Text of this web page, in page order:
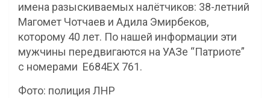
имена разыскиваемых налётчиков: 38-летний
Магомет Чотчаев и Адила Эмирбеков,
которому 40 лет. По нашей информации эти
мужчины передвигаются на УАЗе “Патриоте”
с номерами Е684ЕХ 761.
Фото: полиция ЛНР